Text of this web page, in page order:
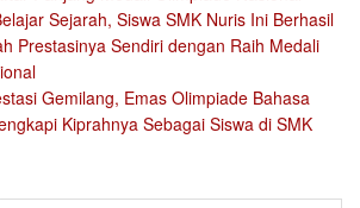
Sejarah, Siswa SMK Nuris Ini Berhasil
Prestasinya Sendiri dengan Raih Medali
Gemilang, Emas Olimpiade Bahasa
Kiprahnya Sebagai Siswa di SMK